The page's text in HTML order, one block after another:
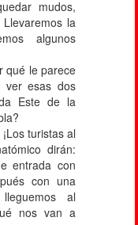
mudos,
la
algunos
qué le parece
ver esas dos
Este de la
turistas al
dirán:
entrada con
con una
al
nos van a